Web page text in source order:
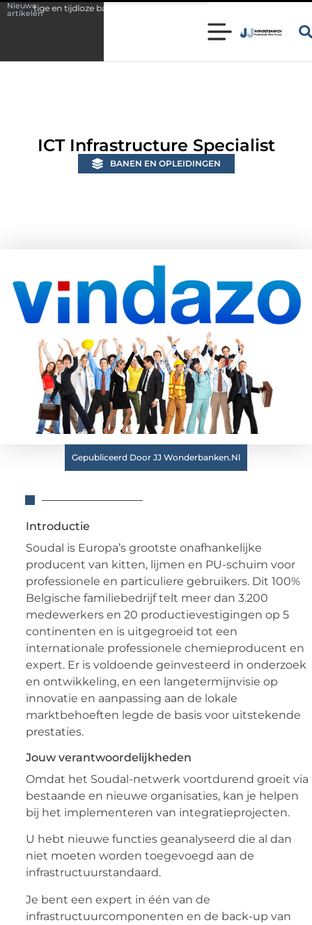
Nieuwe
artikelen
badkamer Bescherm uw investering met brandwerend coaten
ICT Infrastructure Specialist
BANEN EN OPLEIDINGEN
Gepubliceerd Door JJ Wonderbanken.nl
Introductie
Soudal is Europa’s grootste onafhankelijke
producent van kitten, lijmen en PU-schuim voor
professionele en particuliere gebruikers. Dit 100%
Belgische familiebedrijf telt meer dan 3.200
medewerkers en 20 productievestigingen op 5
continenten en is uitgegroeid tot een
internationale professionele chemieproducent en
expert. Er is voldoende geïnvesteerd in onderzoek
en ontwikkeling, en een langetermijnvisie op
innovatie en aanpassing aan de lokale
marktbehoeften legde de basis voor uitstekende
prestaties.
Jouw verantwoordelijkheden
Omdat het Soudal-netwerk voortdurend groeit via
bestaande en nieuwe organisaties, kan je helpen
bij het implementeren van integratieprojecten.
U hebt nieuwe functies geanalyseerd die al dan
niet moeten worden toegevoegd aan de
infrastructuurstandaard.
Je bent een expert in één van de
infrastructuurcomponenten en de back-up van